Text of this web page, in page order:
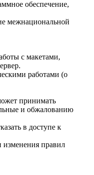
обеспечение,
межнациональной
с макетами,
работами (о
принимать
и обжалованию
в доступе к
изменения правил